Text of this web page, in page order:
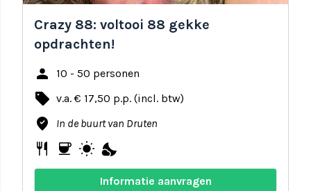
Crazy 88: voltooi 88 gekke
opdrachten!
person 10 - 50 personen
local_offer v.a. € 17,50 p.p. (incl. btw)
where_to_vote In de buurt van Druten
restaurant coffee wb_sunny nights_stay
Informatie aanvragen